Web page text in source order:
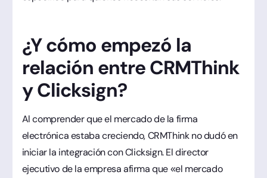
¿Y cómo empezó la
relación entre CRMThink
y Clicksign?
Al comprender que el mercado de la firma
electrónica estaba creciendo, CRMThink no dudó en
iniciar la integración con Clicksign. El director
ejecutivo de la empresa afirma que «el mercado